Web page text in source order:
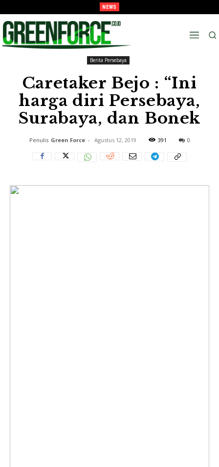
NEWS
Beranda Berita Persebaya
Berita Persebaya
Caretaker Bejo : “Ini
harga diri Persebaya,
Surabaya, dan Bonek
Penulis Green Force - Agustus 12, 2019 391 0